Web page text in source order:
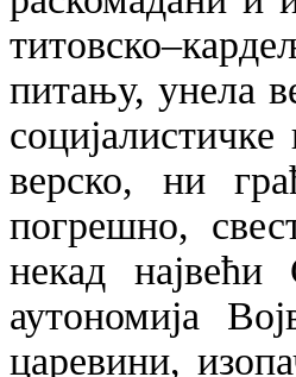
питању, унела
верско, ни
погрешно,
некад
аутономија
царевини,